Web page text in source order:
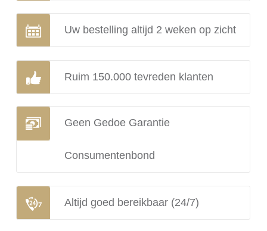
Uw bestelling altijd 2 weken op zicht
Ruim 150.000 tevreden klanten
Geen Gedoe Garantie
Consumentenbond
Altijd goed bereikbaar (24/7)